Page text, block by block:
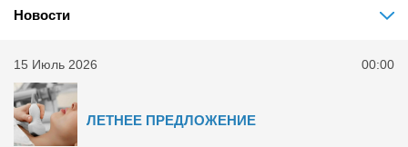
Новости
15 Июль 2026 00:00
ЛЕТНЕЕ ПРЕДЛОЖЕНИЕ